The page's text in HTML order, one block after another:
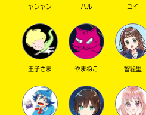
ヤンヤン ハル ユイ
王子さま やまねこ 智絵里